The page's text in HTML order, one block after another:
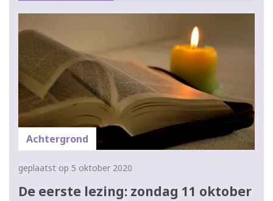
Achtergrond
geplaatst op 5 oktober 2020
De eerste lezing: zondag 11 oktober